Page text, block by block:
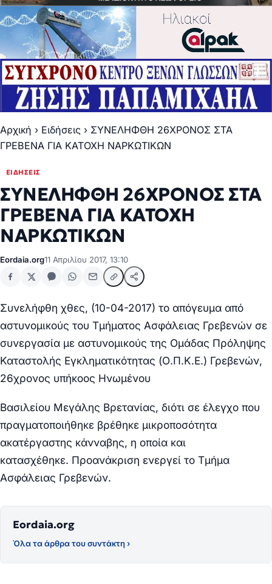
Αρχική › Ειδήσεις › ΣΥΝΕΛΗΦΘΗ 26ΧΡΟΝΟΣ ΣΤΑ
ΓΡΕΒΕΝΑ ΓΙΑ ΚΑΤΟΧΗ ΝΑΡΚΩΤΙΚΩΝ
ΕΙΔΉΣΕΙΣ
ΣΥΝΕΛΗΦΘΗ 26ΧΡΟΝΟΣ ΣΤΑ
ΓΡΕΒΕΝΑ ΓΙΑ ΚΑΤΟΧΗ
ΝΑΡΚΩΤΙΚΩΝ
Eordaia.org11 Απριλίου 2017, 13:10
Συνελήφθη χθες, (10-04-2017) το απόγευμα από
αστυνομικούς του Τμήματος Ασφάλειας Γρεβενών σε
συνεργασία με αστυνομικούς της Ομάδας Πρόληψης
Καταστολής Εγκληματικότητας (Ο.Π.Κ.Ε.) Γρεβενών,
26χρονος υπήκοος Ηνωμένου
Βασιλείου Μεγάλης Βρετανίας, διότι σε έλεγχο που
πραγματοποιήθηκε βρέθηκε μικροποσότητα
ακατέργαστης κάνναβης, η οποία και
κατασχέθηκε. Προανάκριση ενεργεί το Τμήμα
Ασφάλειας Γρεβενών.
Eordaia.org
Όλα τα άρθρα του συντάκτη ›